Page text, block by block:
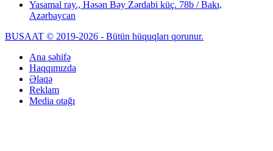
Yasamal ray., Həsən Bəy Zərdabi küç. 78b / Bakı,
Azərbaycan
BUSAAT © 2019-2026 - Bütün hüquqları qorunur.
Ana səhifə
Haqqımızda
Əlaqə
Reklam
Media otağı